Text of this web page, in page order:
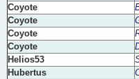
Coyote
Coyote
Coyote
Coyote
Helios53
Hubertus